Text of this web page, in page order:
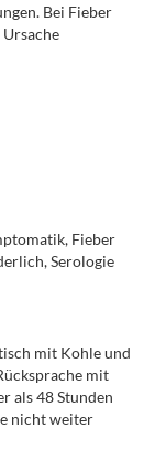
Bei Fieber
Fieber
Serologie
mit Kohle und
mit
als 48 Stunden
nicht weiter